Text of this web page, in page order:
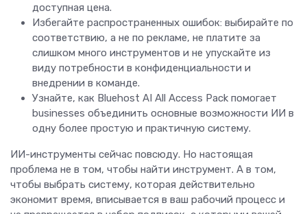
доступная цена.
Избегайте распространенных ошибок: выбирайте по
соответствию, а не по рекламе, не платите за
слишком много инструментов и не упускайте из
виду потребности в конфиденциальности и
внедрении в команде.
Узнайте, как Bluehost AI All Access Pack помогает
businesses объединить основные возможности ИИ в
одну более простую и практичную систему.
ИИ-инструменты сейчас повсюду. Но настоящая
проблема не в том, чтобы найти инструмент. А в том,
чтобы выбрать систему, которая действительно
экономит время, вписывается в ваш рабочий процесс и